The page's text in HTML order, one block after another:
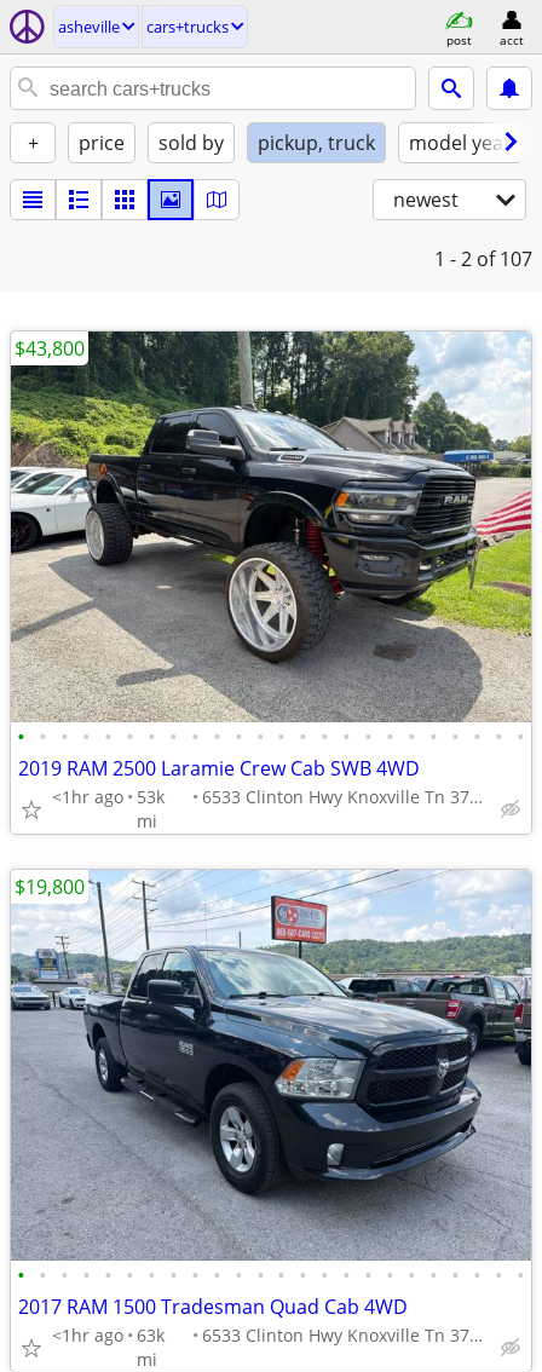
asheville cars+trucks
post acct
+ price sold by pickup, truck model year
newest
1 - 2 of 107
• • • • • • • • • • • • • • • • • • • • • • • •
2019 RAM 2500 Laramie Crew Cab SWB 4WD
<1hr ago
53k
mi
6533 Clinton Hwy Knoxville Tn 37912
$43,800
• • • • • • • • • • • • • • • • • • • • • • • •
2017 RAM 1500 Tradesman Quad Cab 4WD
<1hr ago 63k
mi
6533 Clinton Hwy Knoxville Tn 37912
$19,800